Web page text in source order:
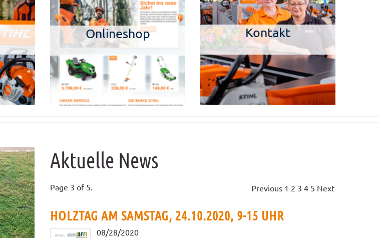
Onlineshop Kontakt
Video
Aktuelle News
Page 3 of 5. Previous 1 2 3 4 5 Next
HOLZTAG AM SAMSTAG, 24.10.2020, 9-15 UHR
08/28/2020